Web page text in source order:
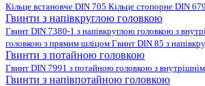
Кільце встановче DIN 705 Кільце стопорне DIN
Гвинти з напівкруглою головкою
Гвинт DIN 7380-1 з напівкруглою головкою з
головкою з прямим шліцом Гвинт DIN 85 з
Гвинти з потайною головкою
Гвинт DIN 7991 з потайною головкою з
Гвинти з напівпотайною головкою